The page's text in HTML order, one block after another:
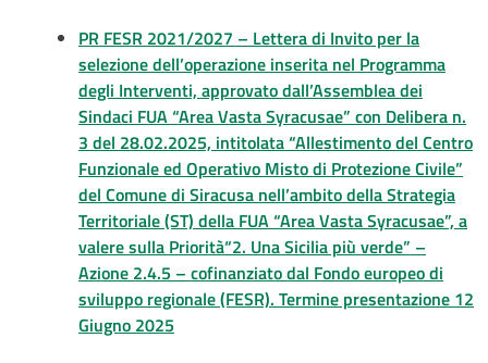
PR FESR 2021/2027 – Lettera di Invito per la
selezione dell’operazione inserita nel Programma
degli Interventi, approvato dall’Assemblea dei
Sindaci FUA “Area Vasta Syracusae” con Delibera n.
3 del 28.02.2025, intitolata “Allestimento del Centro
Funzionale ed Operativo Misto di Protezione Civile”
del Comune di Siracusa nell’ambito della Strategia
Territoriale (ST) della FUA “Area Vasta Syracusae”, a
valere sulla Priorità“2. Una Sicilia più verde” –
Azione 2.4.5 – cofinanziato dal Fondo europeo di
sviluppo regionale (FESR). Termine presentazione 12
Giugno 2025